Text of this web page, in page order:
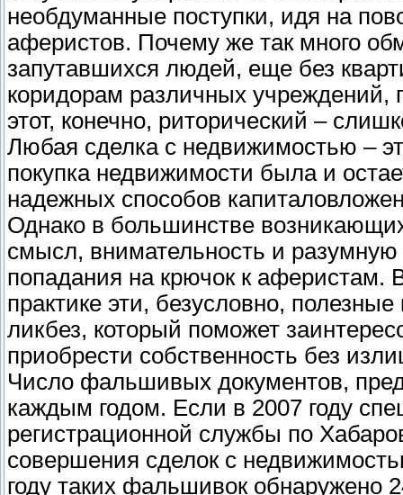
необдуманные поступки, идя на
аферистов. Почему же так много
запутавшихся людей, еще без
коридорам различных учреждений,
этот, конечно, риторический –
Любая сделка с недвижимостью –
покупка недвижимости была и
надежных способов
Однако в большинстве
смысл, внимательность и разумную
попадания на крючок к аферистам.
практике эти, безусловно,
ликбез, который поможет
приобрести собственность без
Число фальшивых документов,
каждым годом. Если в 2007 году
регистрационной службы по
совершения сделок с
году таких фальшивок обнаружено